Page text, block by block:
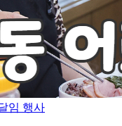
임 행사